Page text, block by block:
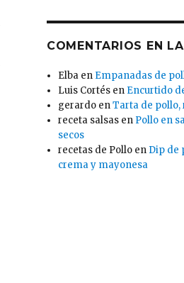
COMENTARIOS EN
Elba en Empanadas de
Luis Cortés en Encurtido
gerardo enTarta de
receta salsas en Pollo en
secos
recetas de Pollo en Dip de
crema y mayonesa